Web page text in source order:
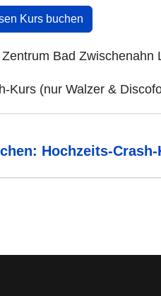
Kurs buchen
Zentrum Bad
Kurs (nur Walzer &
Hochzeits-